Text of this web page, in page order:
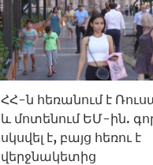
ՀՀ-ն հեռանում է
և մոտենում ԵՄ-ին.
սկսվել է, բայց հեռու է
վերջնակետից